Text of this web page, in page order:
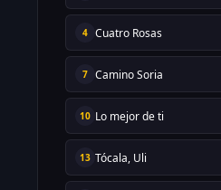
4 Cuatro Rosas
7 Camino Soria
10 Lo mejor de ti
13 Tócala, Uli